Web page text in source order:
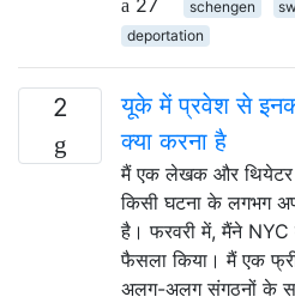
schengen
deportation
2
यूके में प्रवेश से
क्या करना है
मैं एक लेखक और थियेटर /
किसी घटना के लगभग
है। फरवरी में, मैंने
फैसला किया। मैं एक
अलग-अलग संगठनों के